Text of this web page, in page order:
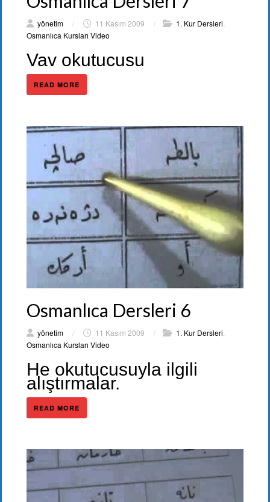
yönetim / 11 Kasım 2009 / 1. Kur Dersleri
Osmanlıca Kursları Video
Vav okutucusu
READ MORE
Osmanlıca Dersleri 6
yönetim / 11 Kasım 2009 / 1. Kur Dersleri
Osmanlıca Kursları Video
He okutucusuyla ilgili
alıştırmalar.
READ MORE